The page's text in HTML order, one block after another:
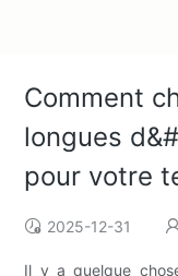
Comment
longues
pour votre
2025-12-31
Il y a quelque